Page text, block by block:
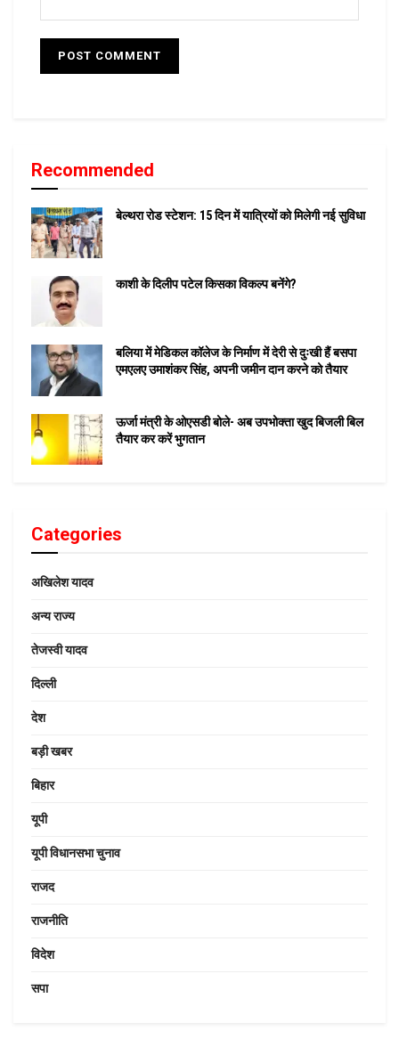
Recommended
बेल्थरा रोड स्टेशन: 15 दिन में यात्रियों को मिलेगी नई सुविधा
काशी के दिलीप पटेल किसका विकल्प बनेंगे?
बलिया में मेडिकल कॉलेज के निर्माण में देरी से दुःखी हैं बसपा
एमएलए उमाशंकर सिंह, अपनी जमीन दान करने को तैयार
ऊर्जा मंत्री के ओएसडी बोले- अब उपभोक्ता खुद बिजली बिल
तैयार कर करें भुगतान
Categories
अखिलेश यादव
अन्य राज्य
तेजस्वी यादव
दिल्ली
देश
बड़ी खबर
बिहार
यूपी
यूपी विधानसभा चुनाव
राजद
राजनीति
विदेश
सपा